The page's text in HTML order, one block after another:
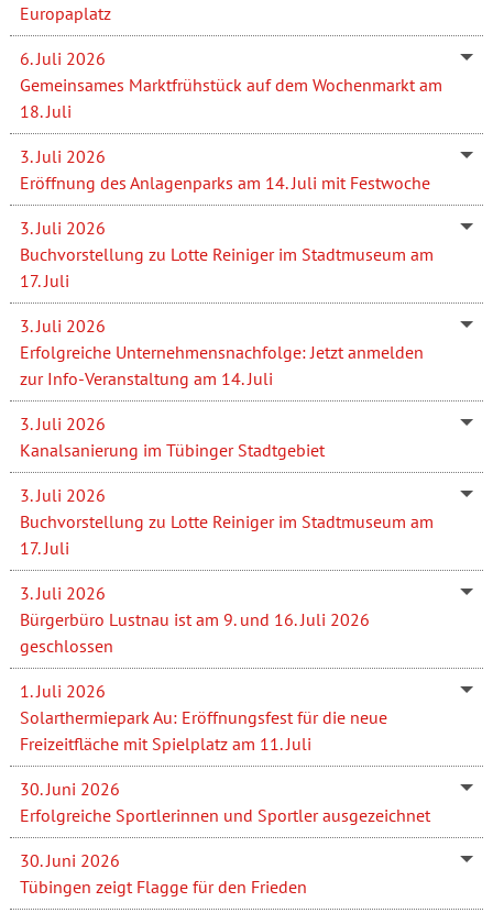
Europaplatz
6. Juli 2026
Gemeinsames Marktfrühstück auf dem Wochenmarkt am
18. Juli
3. Juli 2026
Eröffnung des Anlagenparks am 14. Juli mit Festwoche
3. Juli 2026
Buchvorstellung zu Lotte Reiniger im Stadtmuseum am
17. Juli
3. Juli 2026
Erfolgreiche Unternehmensnachfolge: Jetzt anmelden
zur Info-Veranstaltung am 14. Juli
3. Juli 2026
Kanalsanierung im Tübinger Stadtgebiet
3. Juli 2026
Buchvorstellung zu Lotte Reiniger im Stadtmuseum am
17. Juli
3. Juli 2026
Bürgerbüro Lustnau ist am 9. und 16. Juli 2026
geschlossen
1. Juli 2026
Solarthermiepark Au: Eröffnungsfest für die neue
Freizeitfläche mit Spielplatz am 11. Juli
30. Juni 2026
Erfolgreiche Sportlerinnen und Sportler ausgezeichnet
30. Juni 2026
Tübingen zeigt Flagge für den Frieden